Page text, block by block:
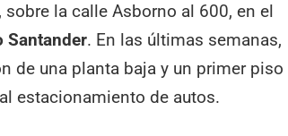
la calle Asborno al 600, en el
Santander. En las últimas semanas,
de una planta baja y un primer piso
estacionamiento de autos.